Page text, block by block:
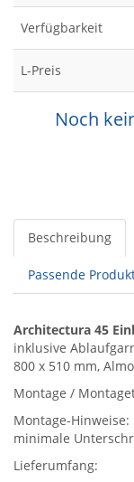
Verfügbarkeit
L-Preis
Noch
Beschreibung
Passende
Architectura 45
inklusive
800 x 510 mm,
Montage /
Montage-Hinweise:
minimale
Lieferumfang: